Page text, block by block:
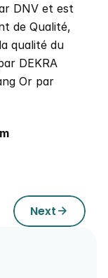
DNV et est
de Qualité,
qualité du
DEKRA
Or par
Nextarrow_forward